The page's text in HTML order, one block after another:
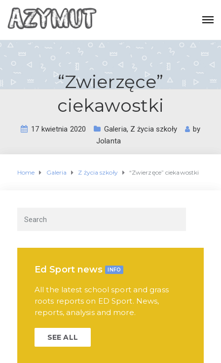
“Zwierzęce”
ciekawostki
17 kwietnia 2020 Galeria, Z życia szkoły
by
Jolanta
Home Galeria Z życia szkoły “Zwierzęce” ciekawostki
Ed Sport news INFO
All the latest school sport and grass
roots reports on ED Sport. News,
reports, analysis and more.
SEE ALL